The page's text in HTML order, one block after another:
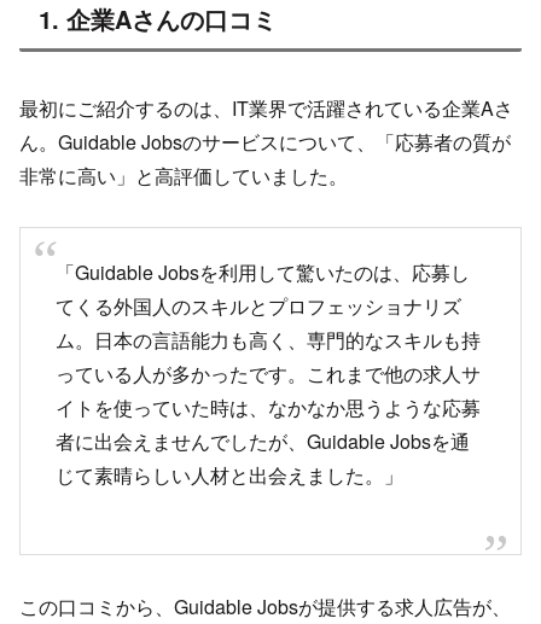
1. 企業Aさんの口コミ
最初にご紹介するのは、IT業界で活躍されている企業Aさ
ん。Guidable Jobsのサービスについて、「応募者の質が
非常に高い」と高評価していました。
「Guidable Jobsを利用して驚いたのは、応募し
てくる外国人のスキルとプロフェッショナリズ
ム。日本の言語能力も高く、専門的なスキルも持
っている人が多かったです。これまで他の求人サ
イトを使っていた時は、なかなか思うような応募
者に出会えませんでしたが、Guidable Jobsを通
じて素晴らしい人材と出会えました。」
この口コミから、Guidable Jobsが提供する求人広告が、